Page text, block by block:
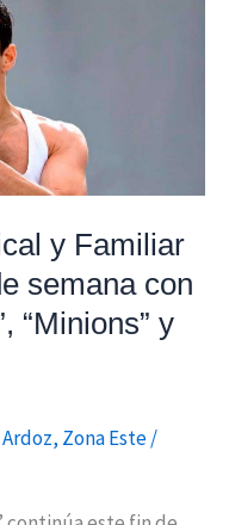
y Familiar
semana con
“Minions” y
, Zona Este/